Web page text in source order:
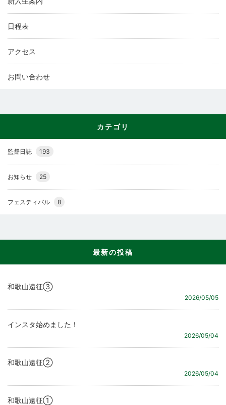
日程表
アクセス
お問い合わせ
カテゴリ
監督日誌 193
お知らせ 25
フェスティバル 8
最新の投稿
和歌山遠征③
2026/05/05
インスタ始めました！
2026/05/04
和歌山遠征②
2026/05/04
和歌山遠征①